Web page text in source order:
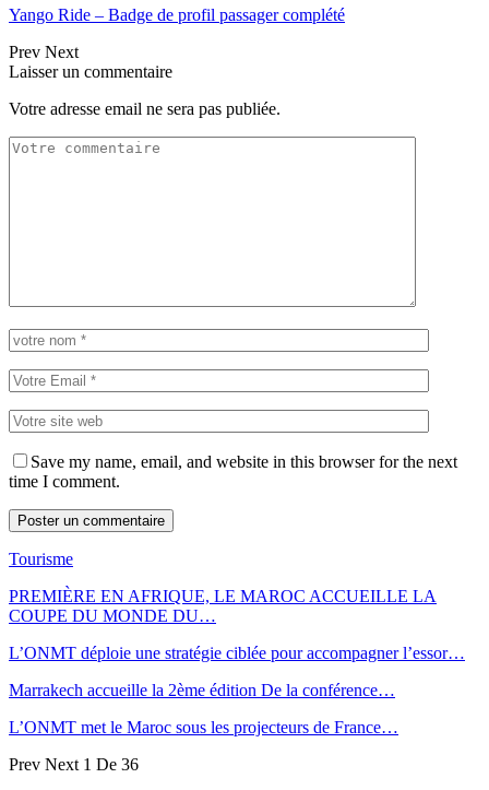
Yango Ride – Badge de profil passager complété
Prev Next
Laisser un commentaire
Votre adresse email ne sera pas publiée.
Save my name, email, and website in this browser for the next
time I comment.
Tourisme
PREMIÈRE EN AFRIQUE, LE MAROC ACCUEILLE LA
COUPE DU MONDE DU…
L’ONMT déploie une stratégie ciblée pour accompagner l’essor…
Marrakech accueille la 2ème édition De la conférence…
L’ONMT met le Maroc sous les projecteurs de France…
Prev Next 1 De 36